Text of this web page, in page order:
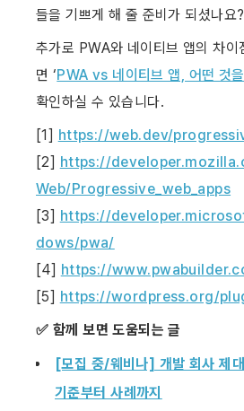
들을 기쁘게 해 줄 준비가 되셨나요?
추가로 PWA와 네이티브 앱의 차이
면 ‘PWA vs 네이티브 앱, 어떤 것
확인하실 수 있습니다.
[1] https://web.dev/
[2] https://
Web/Progressive_web_apps
[3] https://
dows/pwa/
[4] https://
[5] https://wordpress.org/
✅ 함께 보면 도움되는 글
[모집 중/웨비나] 개발 회사 제
기준부터 사례까지